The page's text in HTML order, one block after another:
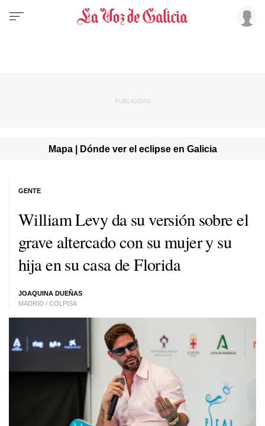
Mapa | Dónde ver el eclipse en Galicia
William Levy da su versión sobre el
grave altercado con su mujer y su
hija en su casa de Florida
JOAQUINA DUEÑAS
MADRID / COLPISA
GENTE